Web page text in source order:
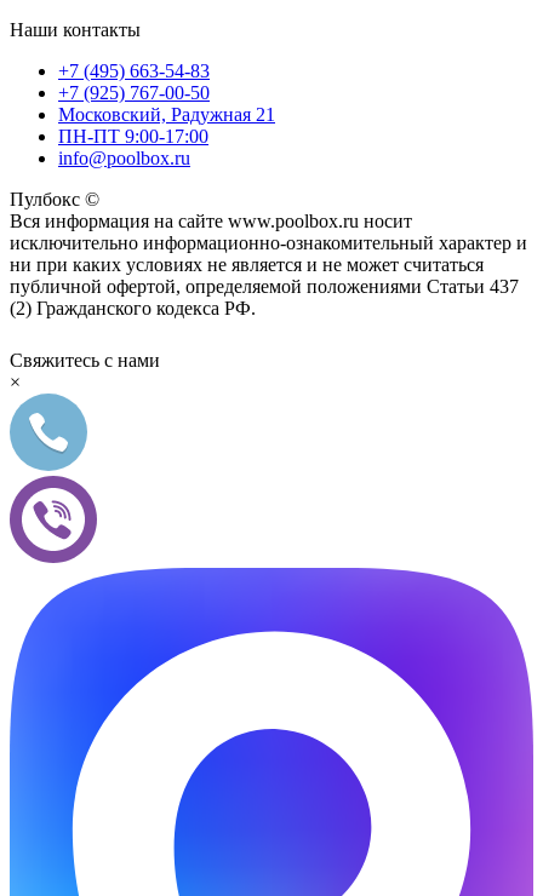
Наши контакты
+7 (495) 663-54-83
+7 (925) 767-00-50
Московский, Радужная 21
ПН-ПТ 9:00-17:00
info@poolbox.ru
Пулбокс ©
Вся информация на сайте www.poolbox.ru носит
исключительно информационно-ознакомительный характер и
ни при каких условиях не является и не может считаться
публичной офертой, определяемой положениями Статьи 437
(2) Гражданского кодекса РФ.
Свяжитесь с нами
×